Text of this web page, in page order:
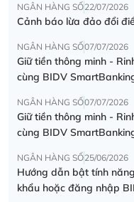
NGÂN HÀNG SỐ22/07/2026
Cảnh báo lừa đảo đổi
NGÂN HÀNG SỐ07/07/2026
Giữ tiền thông minh -
cùng BIDV
NGÂN HÀNG SỐ07/07/2026
Giữ tiền thông minh -
cùng BIDV
NGÂN HÀNG SỐ25/06/2026
Hướng dẫn bật tính
khẩu hoặc đăng nhập